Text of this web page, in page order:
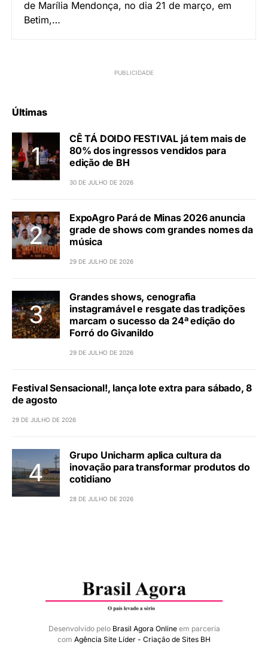
de Marília Mendonça, no dia 21 de março, em
Betim,…
Últimas
CÊ TÁ DOIDO FESTIVAL já tem mais de
80% dos ingressos vendidos para
edição de BH
30 DE JULHO DE 2026
ExpoAgro Pará de Minas 2026 anuncia
grade de shows com grandes nomes da
música
29 DE JULHO DE 2026
Grandes shows, cenografia
instagramável e resgate das tradições
marcam o sucesso da 24ª edição do
Forró do Givanildo
29 DE JULHO DE 2026
Festival Sensacional!, lança lote extra para sábado, 8
de agosto
29 DE JULHO DE 2026
Grupo Unicharm aplica cultura da
inovação para transformar produtos do
cotidiano
28 DE JULHO DE 2026
Desenvolvido pelo Brasil Agora Onlineem parceria
com Agência Site Líder - Criação de Sites BH